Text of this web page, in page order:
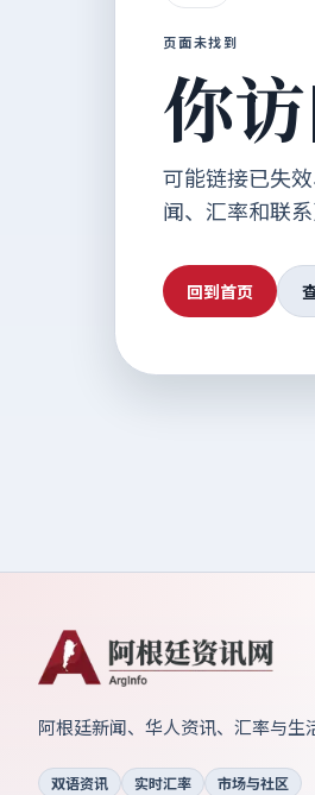
页面未找到
你
可能链接已失
闻、汇率和联系
回到首页
阿根廷新闻、华人资讯、汇率与生
双语资讯 实时汇率 市场与社区